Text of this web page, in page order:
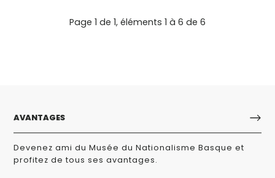
Page 1 de 1, éléments 1 à 6 de 6
AVANTAGES
Devenez ami du Musée du Nationalisme Basque et
profitez de tous ses avantages.